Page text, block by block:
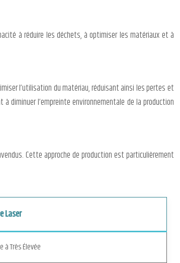
à réduire les déchets, à optimiser les matériaux et à
l’utilisation du matériau, réduisant ainsi les pertes et
diminuer l’empreinte environnementale de la production
Cette approche de production est particulièrement
Laser
à Très Élevée